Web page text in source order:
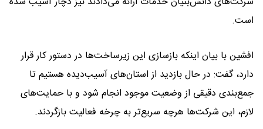
است.
افشین با بیان اینکه بازسازی این زیرساخت‌ها در دستور کار قرار
دارد، گفت: در حال بازدید از استان‌های آسیب‌دیده هستیم تا
جمع‌بندی دقیقی از وضعیت موجود انجام شود و با حمایت‌های
لازم، این شرکت‌ها هرچه سریع‌تر به چرخه فعالیت بازگردند.